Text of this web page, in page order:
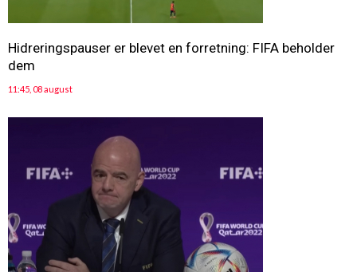
Hidreringspauser er blevet en forretning: FIFA beholder
dem
11:45, 08 august